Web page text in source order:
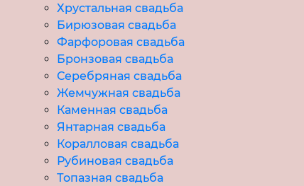
Хрустальная свадьба
Бирюзовая свадьба
Фарфоровая свадьба
Бронзовая свадьба
Серебряная свадьба
Жемчужная свадьба
Каменная свадьба
Янтарная свадьба
Коралловая свадьба
Рубиновая свадьба
Топазная свадьба